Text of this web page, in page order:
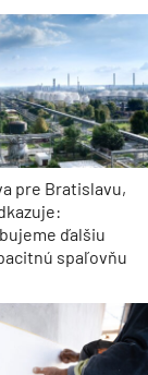
pre Bratislavu,
ďalšiu
spaľovňu